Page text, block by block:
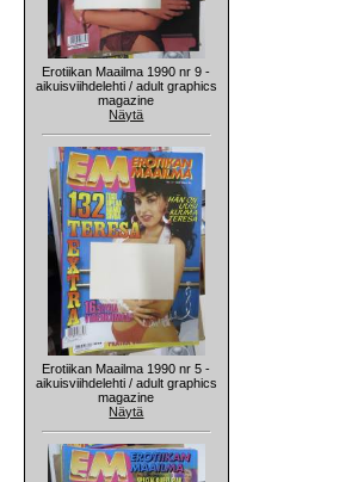
Erotiikan Maailma 1990 nr 9 -
aikuisviihdelehti / adult graphics
magazine
Näytä
Erotiikan Maailma 1990 nr 5 -
aikuisviihdelehti / adult graphics
magazine
Näytä